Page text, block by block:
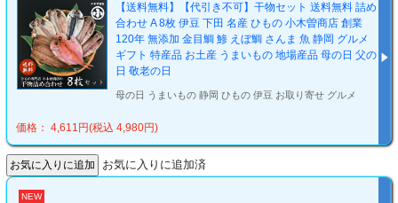
【送料無料】【代引き不可】干物セット 送料無料 詰め
合わせ A 8枚 伊豆 下田 名産 ひもの 小木曽商店 創業
120年 無添加 金目鯛 鯵 えぼ鯛 さんま 魚 静岡 グルメ
ギフト 特産品 お土産 うまいもの 地場産品 母の日 父の
日 敬老の日
母の日 うまいもの 静岡 ひもの 伊豆 お取り寄せ グルメ
価格： 4,611円(税込 4,980円)
お気に入りに追加済
NEW